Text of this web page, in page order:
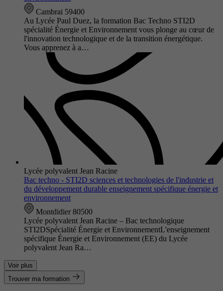
Cambrai 59400
Au Lycée Paul Duez, la formation Bac Techno STI2D
spécialité Énergie et Environnement vous plonge au cœur de
l'innovation technologique et de la transition énergétique.
Vous apprenez à a…
Lycée polyvalent Jean Racine
Bac techno - STI2D sciences et technologies de l'industrie et
du développement durable enseignement spécifique énergie et
environnement
Montdidier 80500
Lycée polyvalent Jean Racine – Bac technologique
STI2DSpécialité Énergie et EnvironnementL'enseignement
spécifique Énergie et Environnement (EE) du Lycée
polyvalent Jean Ra…
Voir plus
Trouver ma formation